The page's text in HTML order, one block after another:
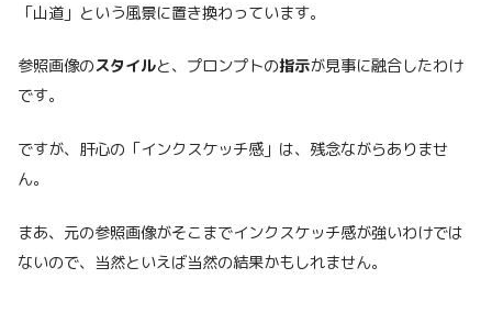
「山道」という風景に置き換わっています。
参照画像のスタイルと、プロンプトの指示が見事に融合したわけ
です。
ですが、肝心の「インクスケッチ感」は、残念ながらありませ
ん。
まあ、元の参照画像がそこまでインクスケッチ感が強いわけでは
ないので、当然といえば当然の結果かもしれません。